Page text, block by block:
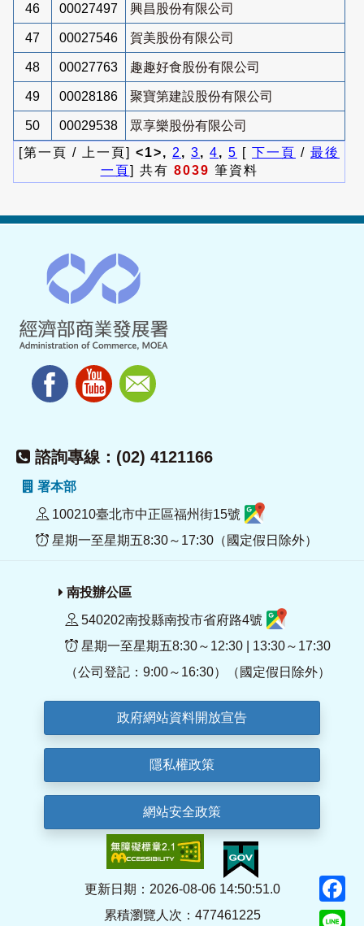
46 00027497 興昌股份有限公司
47 00027546 賀美股份有限公司
48 00027763 趣趣好食股份有限公司
49 00028186 聚寶第建設股份有限公司
50 00029538
眾享樂股份有限公司
[第一頁 / 上一頁] <1>, 2 , 3, 4, 5 [ 下一頁 / 最後
一頁] 共有 8039 筆資料
諮詢專線：(02) 4121166
署本部
100210臺北市中正區福州街15號
星期一至星期五8:30～17:30（國定假日除外）
南投辦公區
540202南投縣南投市省府路4號
星期一至星期五8:30～12:30 | 13:30～17:30
（公司登記：9:00～16:30）（國定假日除外）
政府網站資料開放宣告
隱私權政策
網站安全政策
更新日期：2026-08-06 14:50:51.0
累積瀏覽人次：477461225